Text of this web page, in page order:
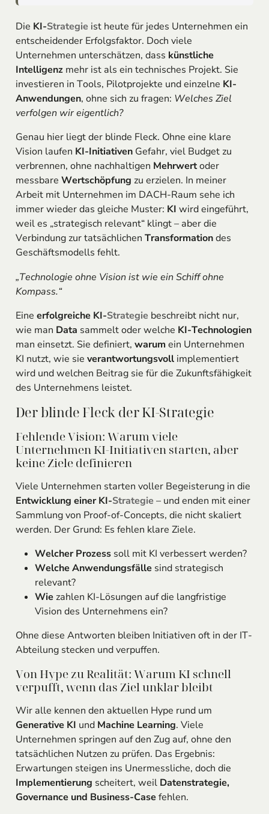
Die KI-Strategie ist heute für jedes Unternehmen ein
entscheidender Erfolgsfaktor. Doch viele
Unternehmen unterschätzen, dass künstliche
Intelligenzmehr ist als ein technisches Projekt. Sie
investieren in Tools, Pilotprojekte und einzelne KI-
Anwendungen, ohne sich zu fragen: Welches Ziel
verfolgen wir eigentlich?
Genau hier liegt der blinde Fleck. Ohne eine klare
Vision laufen KI-InitiativenGefahr, viel Budget zu
verbrennen, ohne nachhaltigen Mehrwertoder
messbare Wertschöpfung zu erzielen. In meiner
Arbeit mit Unternehmen im DACH-Raum sehe ich
immer wieder das gleiche Muster: KI wird eingeführt,
weil es „strategisch relevant“ klingt – aber die
Verbindung zur tatsächlichen Transformationdes
Geschäftsmodells fehlt.
„Technologie ohne Vision ist wie ein Schiff ohne
Kompass.“
Eine erfolgreiche KI-Strategie beschreibt nicht nur,
wie man Data sammelt oder welche KI-Technologien
man einsetzt. Sie definiert, warum ein Unternehmen
KI nutzt, wie sie verantwortungsvollimplementiert
wird und welchen Beitrag sie für die Zukunftsfähigkeit
des Unternehmens leistet.
Der blinde Fleck der KI-Strategie
Fehlende Vision: Warum viele
Unternehmen KI-Initiativen starten, aber
keine Ziele definieren
Viele Unternehmen starten voller Begeisterung in die
Entwicklung einer KI-Strategie – und enden mit einer
Sammlung von Proof-of-Concepts, die nicht skaliert
werden. Der Grund: Es fehlen klare Ziele.
Welcher Prozesssoll mit KI verbessert werden?
Welche Anwendungsfällesind strategisch
relevant?
Wiezahlen KI-Lösungen auf die langfristige
Vision des Unternehmens ein?
Ohne diese Antworten bleiben Initiativen oft in der IT-
Abteilung stecken und verpuffen.
Von Hype zu Realität: Warum KI schnell
verpufft, wenn das Ziel unklar bleibt
Wir alle kennen den aktuellen Hype rund um
Generative KI und Machine Learning. Viele
Unternehmen springen auf den Zug auf, ohne den
tatsächlichen Nutzen zu prüfen. Das Ergebnis:
Erwartungen steigen ins Unermessliche, doch die
Implementierung scheitert, weil Datenstrategie,
Governance und Business-Casefehlen.